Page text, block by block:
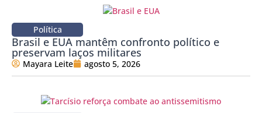
Política
Brasil e EUA mantêm confronto político e
preservam laços militares
Mayara Leite agosto 5, 2026